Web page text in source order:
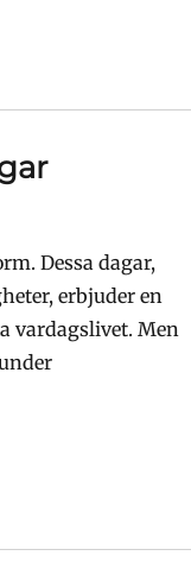
Dessa dagar,
erbjuder en
vardagslivet. Men